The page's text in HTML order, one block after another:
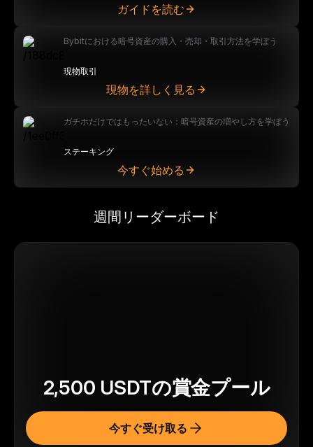
ガイドを読む
Bybitにおける暗号資産の購入・売却・取引方法を学ぼう
現物取引
現物を詳しく見る
ガチホだけではもったいない：暗号資産の増やし方を学ぼう
ステーキング
今すぐ始める
週間リーダーボード
2,500 USDTの賞金プール
今すぐ受け取る